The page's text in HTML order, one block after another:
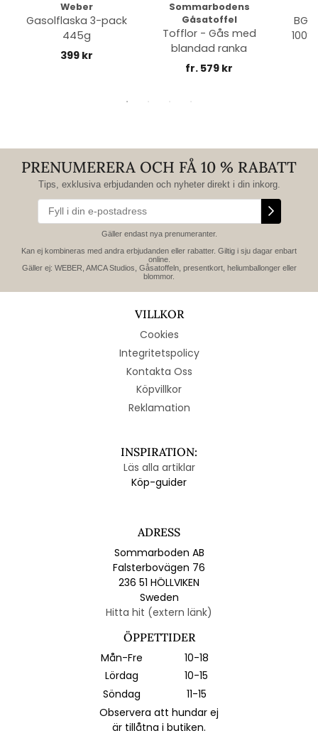
Weber
Gasolflaska 3-pack
445g
399 kr
Sommarbodens
Gåsatoffel
Tofflor - Gås med
blandad ranka
fr. 579 kr
PRENUMERERA OCH FÅ 10 % RABATT
Tips, exklusiva erbjudanden och nyheter direkt i din inkorg.
Gäller endast nya prenumeranter.
Kan ej kombineras med andra erbjudanden eller rabatter. Giltig i sju dagar enbart
online.
Gäller ej: WEBER, AMCA Studios, Gåsatoffeln, presentkort, heliumballonger eller
blommor.
VILLKOR
Cookies
Integritetspolicy
Kontakta Oss
Köpvillkor
Reklamation
INSPIRATION:
Läs alla artiklar
Köp-guider
ADRESS
Sommarboden AB
Falsterbovägen 76
236 51 HÖLLVIKEN
Sweden
Hitta hit (extern länk)
ÖPPETTIDER
Mån-Fre
10-18
Lördag
10-15
Söndag
11-15
Observera att hundar ej
är tillåtna i butiken.